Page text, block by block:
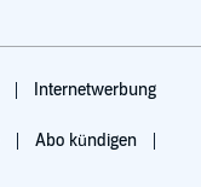
Internetwerbung
Abo kündigen